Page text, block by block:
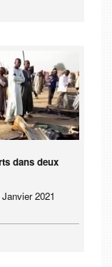
dans deux
2021